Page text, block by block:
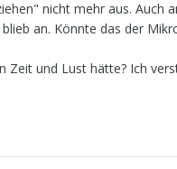
nicht mehr aus. Auch
an. Könnte das der
Zeit und Lust hätte? Ich